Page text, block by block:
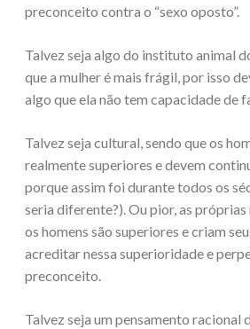
preconceito contra o “sexo oposto”.
Talvez seja algo do instituto animal
que a mulher é mais frágil, por isso
algo que ela não tem capacidade de
Talvez seja cultural, sendo que os
realmente superiores e devem
porque assim foi durante todos os
seria diferente?). Ou pior, as próprias
os homens são superiores e criam
acreditar nessa superioridade e
preconceito.
Talvez seja um pensamento racional